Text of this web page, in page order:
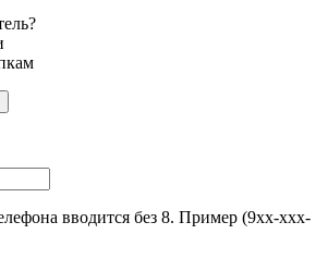
вводится без 8. Пример (9хх-ххх-